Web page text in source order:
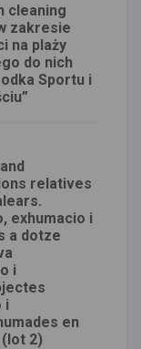
cleaning
zakresie
na plaży
do nich
Sportu i
relatives
exhumacio i
a dotze
i
i
en
2)